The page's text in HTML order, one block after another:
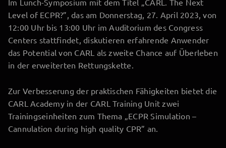
Im Lunch-Symposium mit dem Titel „CARL. The Next
Level of ECPR?”, das am Donnerstag, 27. April 2023, von
12:00 Uhr bis 13:00 Uhr im Auditorium des Congress
Centers stattfindet, diskutieren erfahrende Anwender
das Potential von CARL als zweite Chance auf Überleben
in der erweiterten Rettungskette.
Zur Verbesserung der praktischen Fähigkeiten bietet die
CARL Academy in der CARL Training Unit zwei
Trainingseinheiten zum Thema „ECPR Simulation –
Cannulation during high quality CPR” an.